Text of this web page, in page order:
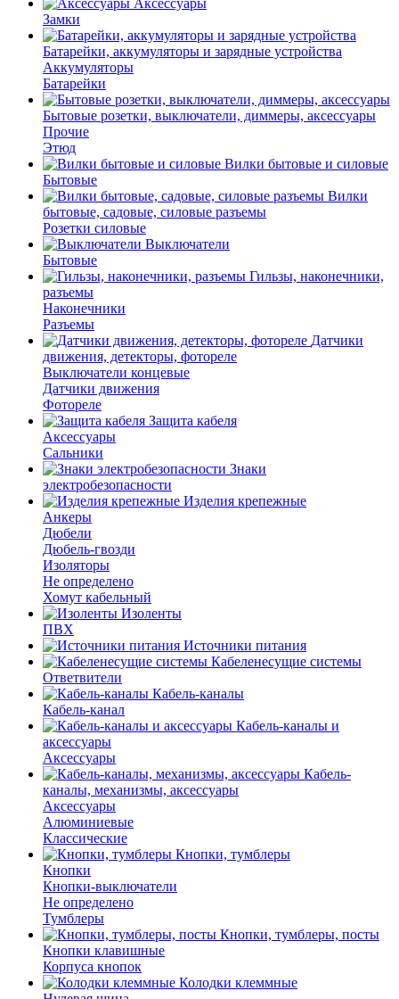
Замки
Батарейки, аккумуляторы и зарядные устройства
Аккумуляторы
Батарейки
Бытовые розетки, выключатели, диммеры, аксессуары
Прочие
Этюд
Вилки бытовые и силовые
Бытовые
Вилки
бытовые, садовые, силовые разъемы
Розетки силовые
Выключатели
Бытовые
Гильзы, наконечники,
разъемы
Наконечники
Разъемы
Датчики
движения, детекторы, фотореле
Выключатели концевые
Датчики движения
Фотореле
Защита кабеля
Аксессуары
Сальники
Знаки
электробезопасности
Изделия крепежные
Анкеры
Дюбели
Дюбель-гвозди
Изоляторы
Не определено
Хомут кабельный
Изоленты
ПВХ
Источники питания
Кабеленесущие системы
Ответвители
Кабель-каналы
Кабель-канал
Кабель-каналы и
аксессуары
Аксессуары
Кабель-
каналы, механизмы, аксессуары
Аксессуары
Алюминиевые
Классические
Кнопки, тумблеры
Кнопки
Кнопки-выключатели
Не определено
Тумблеры
Кнопки, тумблеры, посты
Кнопки клавишные
Корпуса кнопок
Колодки клеммные